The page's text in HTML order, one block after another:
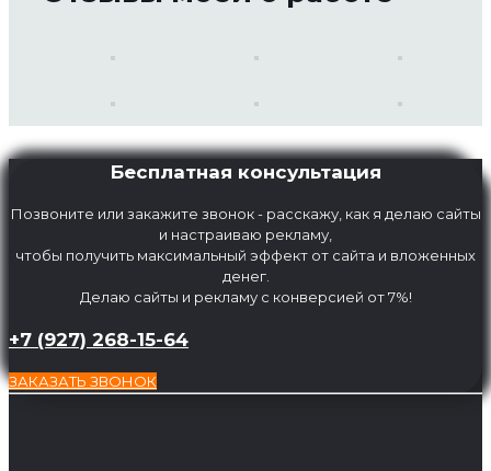
Бесплатная консультация
Позвоните или закажите звонок - расскажу, как я делаю сайты
и настраиваю рекламу,
чтобы получить максимальный эффект от сайта и вложенных
денег.
Делаю сайты и рекламу с конверсией от 7%!
+7 (927) 268-15-64
ЗАКАЗАТЬ ЗВОНОК